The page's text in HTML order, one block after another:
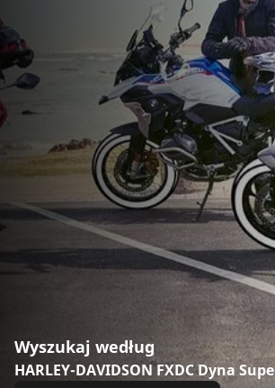
Wyszukaj według
HARLEY-DAVIDSON FXDC Dyna